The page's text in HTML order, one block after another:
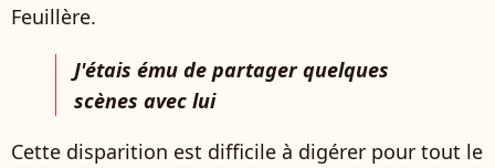
Feuillère.
J'étais ému de partager quelques
scènes avec lui
Cette disparition est difficile à digérer pour tout le